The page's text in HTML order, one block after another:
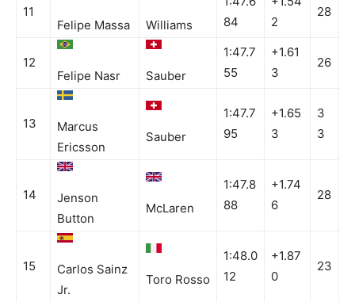
11
Felipe Massa
Williams
84
2
28
12
Felipe Nasr
Sauber
1:47.7
55
+1.61
3
26
13
Marcus
Ericsson
Sauber
1:47.7
95
+1.65
3
3
3
14
Jenson
Button
McLaren
1:47.8
88
+1.74
6
28
15
Carlos Sainz
Jr.
Toro Rosso
1:48.0
12
+1.87
0
23